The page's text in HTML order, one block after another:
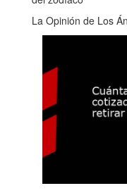
La Opinión de Los